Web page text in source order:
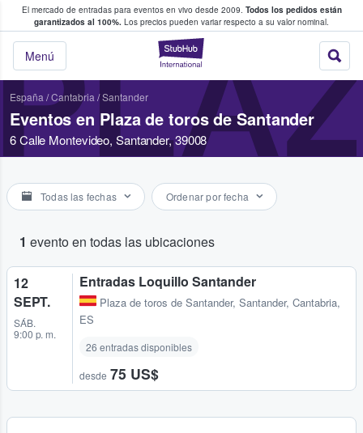
El mercado de entradas para eventos en vivo desde 2009. Todos los pedidos están
garantizados al 100%. Los precios pueden variar respecto a su valor nominal.
StubHub:
Menú
y venta de entradas entre fans
España /Cantabria /Santander
Eventos en Plaza de toros de Santander
6 Calle Montevideo, Santander, 39008
Todas las fechas Ordenar por fecha
1 evento en todas las ubicaciones
12
SEPT.
SÁB.
9:00 p. m.
Entradas Loquillo Santander
Plaza de toros de Santander, Santander, Cantabria,
ES
26 entradas disponibles
desde 75 US$